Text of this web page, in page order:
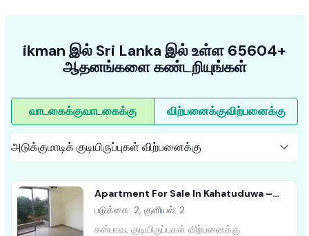
ikman இல் Sri Lanka இல் உள்ள 65604+
ஆதனங்களை கண்டறியுங்கள்
வாடகைக்குவாடகைக்கு விற்பனைக்குவிற்பனைக்கு
Apartment For Sale In Kahatuduwa –
Homeland Garden
படுக்கை: 2, குளியல்: 2
கஸ்பாவ, குடியிருப்புகள் விற்பனைக்கு